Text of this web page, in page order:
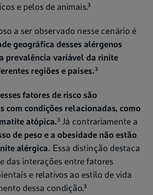
e pelos de animais.³
a ser observado nesse cenário é
geográfica desses alérgenos
prevalência variável da rinite
regiões e países.³
fatores de risco são
com condições relacionadas, como
atópica.³ Já contrariamente a
de peso e a obesidade não estão
alérgica. Essa distinção destaca
das interações entre fatores
e relativos ao estilo de vida
dessa condição.³